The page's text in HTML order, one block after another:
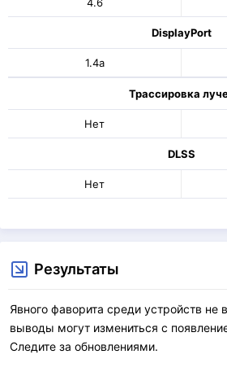
DisplayPort
1.4a
Трассировка
Нет
DLSS
Нет
Результаты
Явного фаворита среди устройств не
выводы могут измениться с
Следите за обновлениями.